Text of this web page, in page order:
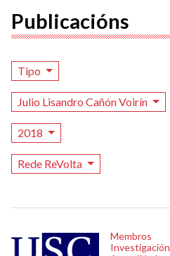
Publicacións
Tipo
Julio Lisandro Cañón Voirín
2018
Rede ReVolta
Membros
Investigación